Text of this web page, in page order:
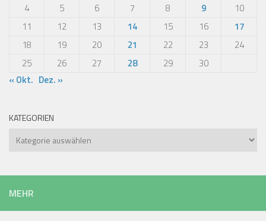
4
5 6 7 8 9
10
11
12 13 14 15 16
17
18
19 20 21 22 23
24
25
26 27 28 29
30
« Okt. Dez. »
KATEGORIEN
Kategorien
MEHR